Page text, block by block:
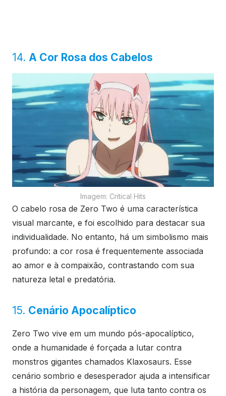
14. A Cor Rosa dos Cabelos
Imagem: Critical Hits
O cabelo rosa de Zero Two é uma característica
visual marcante, e foi escolhido para destacar sua
individualidade. No entanto, há um simbolismo mais
profundo: a cor rosa é frequentemente associada
ao amor e à compaixão, contrastando com sua
natureza letal e predatória.
15. Cenário Apocalíptico
Zero Two vive em um mundo pós-apocalíptico,
onde a humanidade é forçada a lutar contra
monstros gigantes chamados Klaxosaurs. Esse
cenário sombrio e desesperador ajuda a intensificar
a história da personagem, que luta tanto contra os